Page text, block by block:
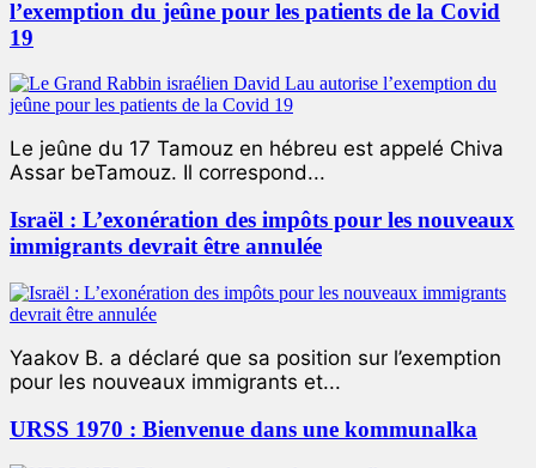
l’exemption du jeûne pour les patients de la Covid
19
Le jeûne du 17 Tamouz en hébreu est appelé Chiva
Assar beTamouz. Il correspond...
Israël : L’exonération des impôts pour les nouveaux
immigrants devrait être annulée
Yaakov B. a déclaré que sa position sur l’exemption
pour les nouveaux immigrants et...
URSS 1970 : Bienvenue dans une kommunalka